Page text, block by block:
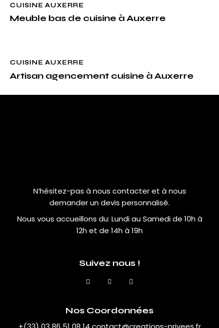
CUISINE AUXERRE
Meuble bas de cuisine à Auxerre
CUISINE AUXERRE
Artisan agencement cuisine à Auxerre
N’hésitez-pas à nous contacter et à nous
demander un devis personnalisé.
Nous vous accueillons du: Lundi au Samedi de 10h à
12h et de 14h à 19h
Suivez nous !
Nos Coordonnées